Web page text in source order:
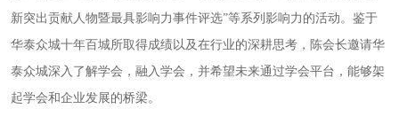
新突出贡献人物暨最具影响力事件评选”等系列影响力的活动。鉴于
华泰众城十年百城所取得成绩以及在行业的深耕思考，陈会长邀请华
泰众城深入了解学会，融入学会，并希望未来通过学会平台，能够架
起学会和企业发展的桥梁。